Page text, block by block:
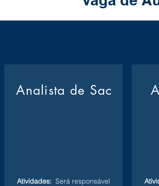
Analista de Sac
Atividades: Será responsável